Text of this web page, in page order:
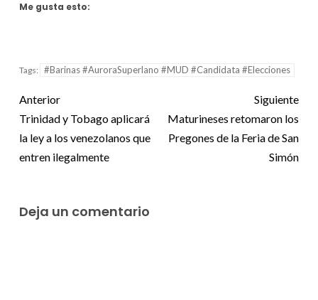
Me gusta esto:
Tags: #Barinas #AuroraSuperlano #MUD #Candidata #Elecciones
Anterior
Trinidad y Tobago aplicará
la ley a los venezolanos que
entren ilegalmente
Siguiente
Maturineses retomaron los
Pregones de la Feria de San
Simón
Deja un comentario